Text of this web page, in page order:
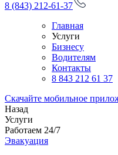
8 (843) 212-61-37
Главная
Услуги
Бизнесу
Водителям
Контакты
8 843 212 61 37
Скачайте мобильное
Назад
Услуги
Работаем 24/7
Эвакуация